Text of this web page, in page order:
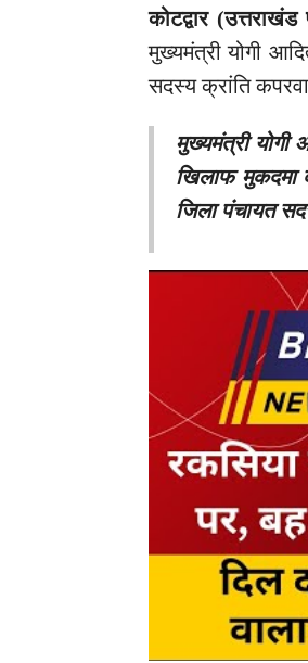
कोटद्वार (उत्तराखंड
मुख्यमंत्री योगी
सदस्य क्रांति
मुख्यमंत्री
खिलाफ मुकदमा
जिला पंचायत